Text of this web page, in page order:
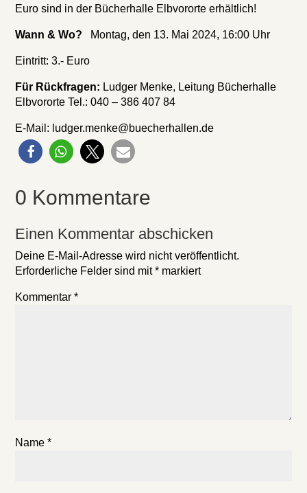
Euro sind in der Bücherhalle Elbvororte erhältlich!
Wann & Wo? Montag, den 13. Mai 2024, 16:00 Uhr
Eintritt: 3.- Euro
Für Rückfragen: Ludger Menke, Leitung Bücherhalle
Elbvororte Tel.: 040 – 386 407 84
E-Mail: ludger.menke@buecherhallen.de
0 Kommentare
Einen Kommentar abschicken
Deine E-Mail-Adresse wird nicht veröffentlicht.
Erforderliche Felder sind mit* markiert
Kommentar*
Name*